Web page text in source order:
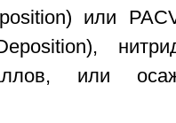
или
или